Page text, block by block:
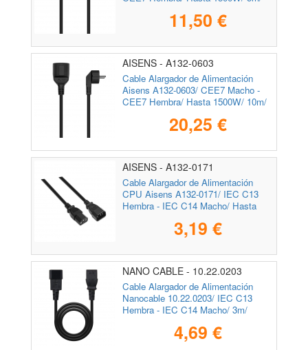
11,50 €
AISENS - A132-0603
Cable Alargador de Alimentación
Aisens A132-0603/ CEE7 Macho -
CEE7 Hembra/ Hasta 1500W/ 10m/
20,25 €
AISENS - A132-0171
Cable Alargador de Alimentación
CPU Aisens A132-0171/ IEC C13
Hembra - IEC C14 Macho/ Hasta
3,19 €
NANO CABLE - 10.22.0203
Cable Alargador de Alimentación
Nanocable 10.22.0203/ IEC C13
Hembra - IEC C14 Macho/ 3m/
4,69 €